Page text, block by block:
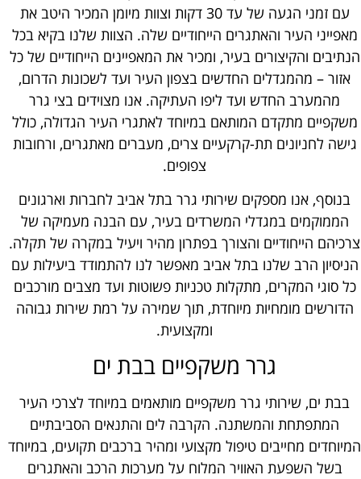
עם זמני הגעה של עד 30 דקות וצוות מיומן המכיר היטב את
מאפייני העיר והאתגרים הייחודיים שלה. הצוות שלנו בקיא בכל
הנתיבים והקיצורים בעיר, ומכיר את המאפיינים הייחודיים של כל
אזור – מהמגדלים החדשים בצפון העיר ועד לשכונות הדרום,
מהמערב החדש ועד ליפו העתיקה. אנו מצוידים בצי גרר
משקפיים מתקדם המותאם במיוחד לאתגרי העיר הגדולה, כולל
גישה לחניונים תת-קרקעיים צרים, מעברים מאתגרים, ורחובות
צפופים.
בנוסף, אנו מספקים שירותי גרר בתל אביב לחברות וארגונים
הממוקמים במגדלי המשרדים בעיר, עם הבנה מעמיקה של
צרכיהם הייחודיים והצורך בפתרון מהיר ויעיל במקרה של תקלה.
הניסיון הרב שלנו בתל אביב מאפשר לנו להתמודד ביעילות עם
כל סוגי המקרים, מתקלות טכניות פשוטות ועד מצבים מורכבים
הדורשים מומחיות מיוחדת, תוך שמירה על רמת שירות גבוהה
ומקצועית.
גרר משקפיים בבת ים
בבת ים, שירותי גרר משקפיים מותאמים במיוחד לצרכי העיר
המתפתחת והמשתנה. הקרבה לים והתנאים הסביבתיים
המיוחדים מחייבים טיפול מקצועי ומהיר ברכבים תקועים, במיוחד
בשל השפעת האוויר המלוח על מערכות הרכב והאתגרים